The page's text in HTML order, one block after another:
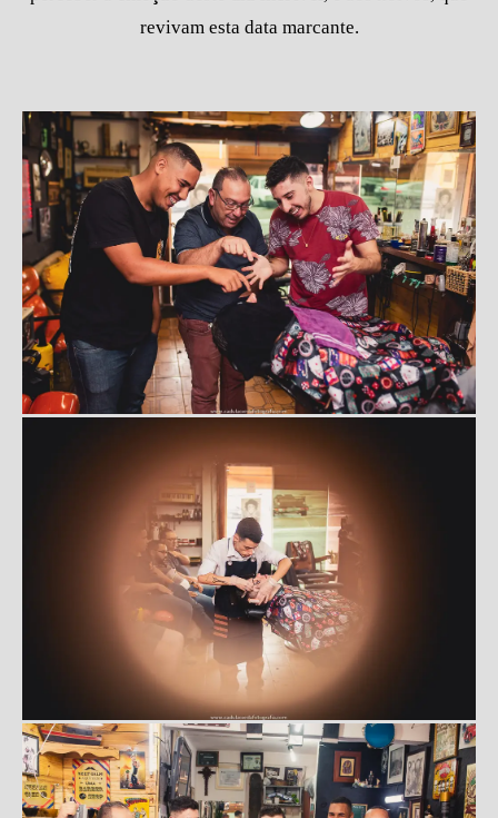
revivam esta data marcante.